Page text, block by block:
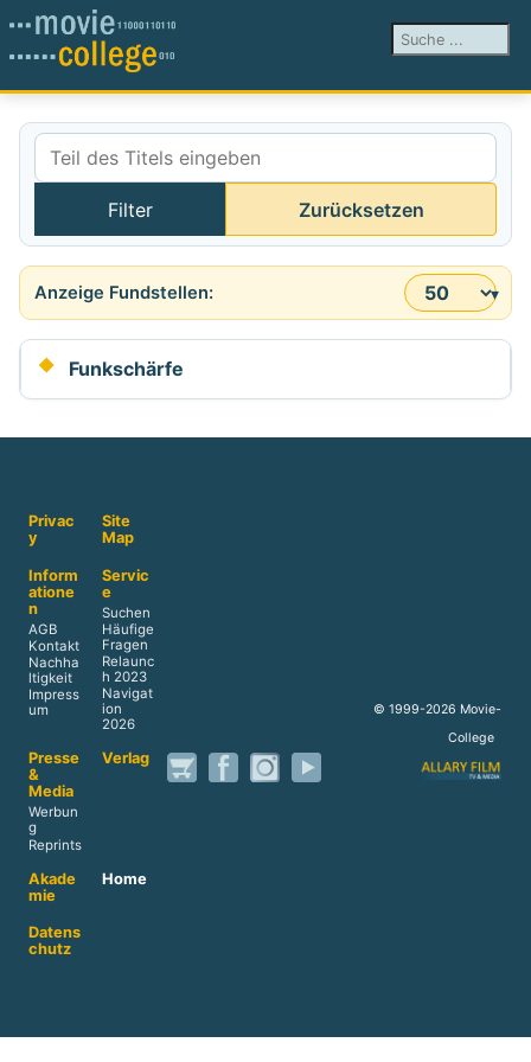
Suchen ...
Teil des Titels eingeben
Filter Zurücksetzen
Anzeige #
Funkschärfe
Privac
y
Site
Map
Inform
atione
n
AGB
Kontakt
Nachha
ltigkeit
Impress
um
Servic
e
Suchen
Häufige
Fragen
Relaunc
h 2023
Navigat
ion
2026
Presse
&
Media
Werbun
g
Reprints
Verlag
Akade
mie
Home
Datens
chutz
© 1999-2026 Movie-
College